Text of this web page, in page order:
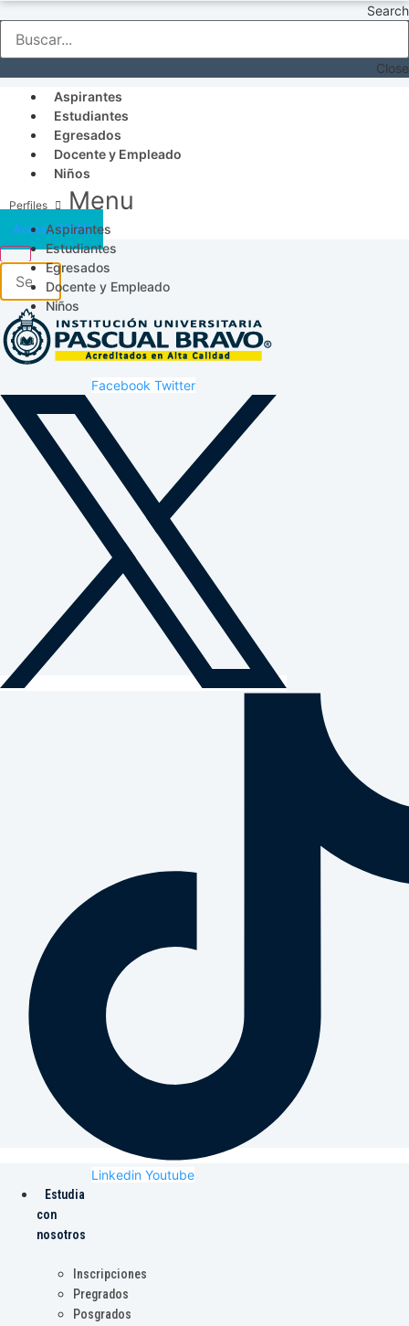
Search
Close
Aspirantes
Estudiantes
Egresados
Docente y Empleado
Niños
Menu
Aspirantes
Estudiantes
Egresados
Docente y Empleado
Niños
Acceso SICAU
Facebook Twitter
Linkedin Youtube
Estudia
con
nosotros
Inscripciones
Pregrados
Posgrados